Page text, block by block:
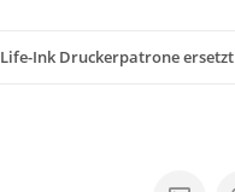
Life-Ink Druckerpatrone